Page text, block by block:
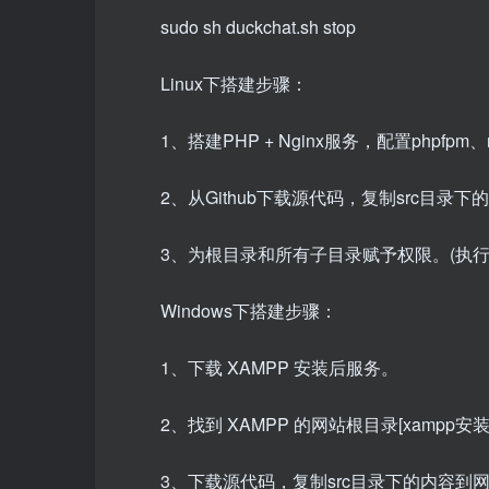
sudo sh duckchat.sh stop
Linux下搭建步骤：
1、搭建PHP + Nginx服务，配置phpfpm
2、从Github下载源代码，复制src目录下
3、为根目录和所有子目录赋予权限。(执
Windows下搭建步骤：
1、下载 XAMPP 安装后服务。
2、找到 XAMPP 的网站根目录[xampp安
3、下载源代码，复制src目录下的内容到